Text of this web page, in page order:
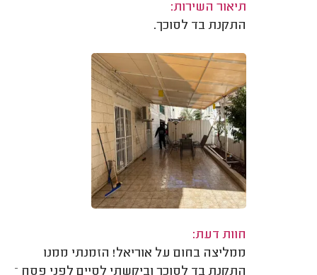
תיאור השירות:
התקנת בד לסוכך.
חוות דעת:
ממליצה בחום על אוריאל! הזמנתי ממנו
התקנת בד לסוכך וביקשתי לסיים לפני פסח –